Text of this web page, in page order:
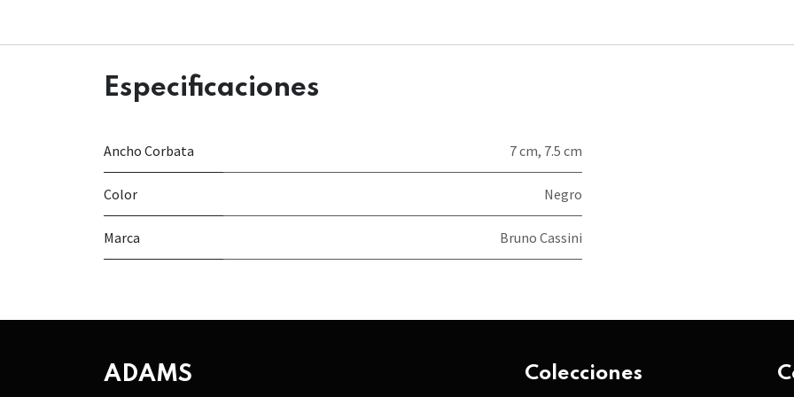
Especificaciones
Ancho Corbata 7 cm, 7.5 cm
Color Negro
Marca Bruno Cassini
ADAMS Colecciones